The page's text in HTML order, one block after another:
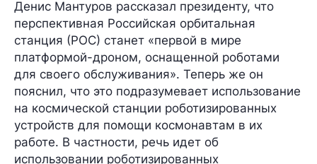
Денис Мантуров рассказал президенту, что
перспективная Российская орбитальная
станция (РОС) станет «первой в мире
платформой-дроном, оснащенной роботами
для своего обслуживания». Теперь же он
пояснил, что это подразумевает использование
на космической станции роботизированных
устройств для помощи космонавтам в их
работе. В частности, речь идет об
использовании роботизированных